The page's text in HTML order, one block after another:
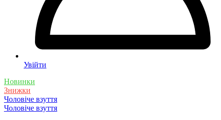
Увійти
Новинки
Знижки
Чоловіче взуття
Чоловіче взуття